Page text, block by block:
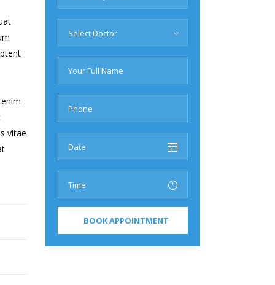
vitae
Select Doctor